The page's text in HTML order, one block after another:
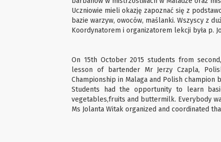
Uczniowie mieli okazję zapoznać się z
bazie warzyw, owoców, maślanki. Wszyscy z
Koordynatorem i organizatorem lekcji była p.
On 15th October 2015 students from
lesson of bartender Mr Jerzy Czapla,
Championship in Malaga and Polish champion
Students had the opportunity to learn
vegetables,fruits and buttermilk. Everybody
Ms Jolanta Witak organized and coordinated